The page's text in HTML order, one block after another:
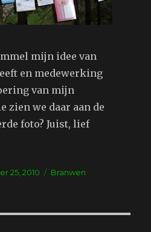
mijn idee van
en medewerking
van mijn
zien we daar aan de
foto? Juist, lief
25, 2010 Tags
Branwen